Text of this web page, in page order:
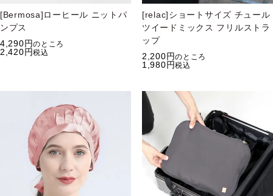
[Bermosa]ローヒール ニットパ
ンプス
4,290
のところ
2,420 税込
[relac]ショートサイズ チュール
ツイードミックス フリルストラ
ップ
2,200
のところ
1,980 税込